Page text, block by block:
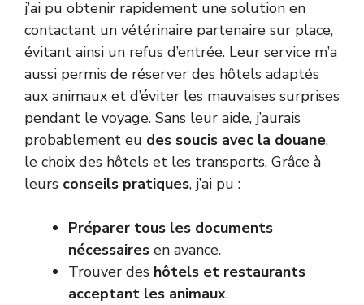
j’ai pu obtenir rapidement une solution en
contactant un vétérinaire partenaire sur place,
évitant ainsi un refus d’entrée. Leur service m’a
aussi permis de réserver des hôtels adaptés
aux animaux et d’éviter les mauvaises surprises
pendant le voyage. Sans leur aide, j’aurais
probablement eu des soucis avec la douane,
le choix des hôtels et les transports. Grâce à
leurs conseils pratiques, j’ai pu :
Préparer tous les documents
nécessaires en avance.
Trouver des hôtels et restaurants
acceptant les animaux.